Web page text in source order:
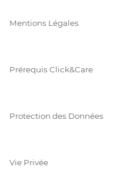
Mentions Légales
Prérequis Click&Care
Protection des Données
Vie Privée